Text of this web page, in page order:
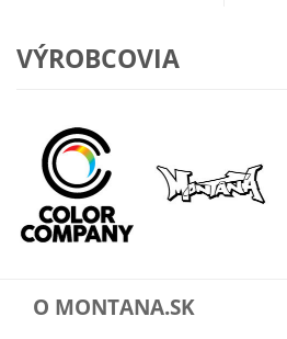
VÝROBCOVIA
O MONTANA.SK